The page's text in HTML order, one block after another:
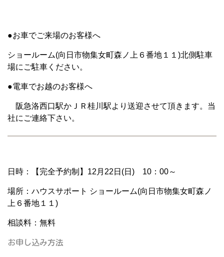
●お車でご来場のお客様へ
ショールーム(向日市物集女町森ノ上６番地１１)北側駐車
場にご駐車ください。
●電車でお越のお客様へ
阪急洛西口駅かＪＲ桂川駅より送迎させて頂きます。当
社にご連絡下さい。
日時：【完全予約制】12月22日(日) 10：00～
場所：ハウスサポート ショールーム(向日市物集女町森ノ
上６番地１１)
相談料：無料
お申し込み方法